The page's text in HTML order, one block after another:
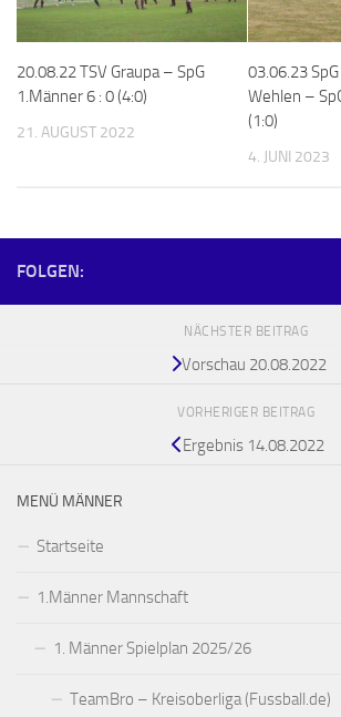
20.08.22 TSV Graupa – SpG
1.Männer 6 : 0 (4:0)
21. AUGUST 2022
03.06.23
Wehlen –
(1:0)
4. JUNI 2023
FOLGEN:
NÄCHSTER BEITRAG
Vorschau 20.08.2022
VORHERIGER BEITRAG
Ergebnis 14.08.2022
MENÜ MÄNNER
Startseite
1.Männer Mannschaft
1. Männer Spielplan 2025/26
TeamBro – Kreisoberliga (Fussball.de)